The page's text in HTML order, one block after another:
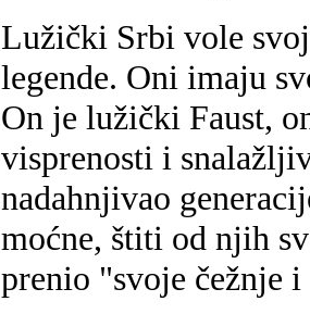
Lužički Srbi vole
legende. Oni imaju
On je lužički Faust,
visprenosti i
nadahnjivao
moćne, štiti od njih
prenio "svoje čežnje i